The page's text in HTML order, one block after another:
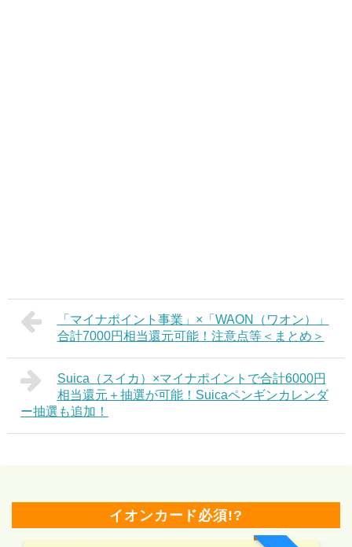
「マイナポイント事業」×「WAON（ワオン）」
合計7000円相当還元可能！注意点等＜まとめ＞
Suica（スイカ）×マイナポイントで合計6000円
相当還元＋抽選が可能！Suicaペンギンカレンダ
ー抽選も追加！
イオンカード必須!?